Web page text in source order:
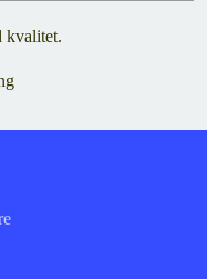
kvalitet.